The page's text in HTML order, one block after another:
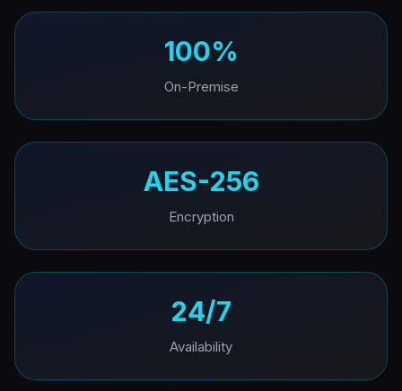
100%
On-Premise
AES-256
Encryption
24/7
Availability